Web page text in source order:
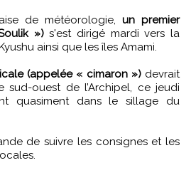
de météorologie, un premier
»)s'est dirigé mardi vers la
ainsi que les îles Amami.
(appelée « cimaron ») devrait
sud-ouest de l’Archipel, ce jeudi
quasiment dans le sillage du
de suivre les consignes et les